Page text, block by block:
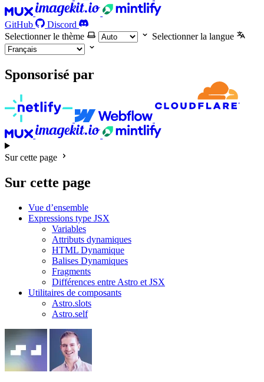
GitHub
Discord
Selectionner le thème
Selectionner la langue
Sponsorisé par
Sur cette page
Sur cette page
Vue d’ensemble
Expressions type JSX
Variables
Attributs dynamiques
HTML Dynamique
Balises Dynamiques
Fragments
Différences entre Astro et JSX
Utilitaires de composants
Astro.slots
Astro.self